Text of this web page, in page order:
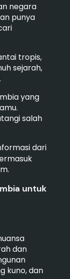
negara
punya
tropis,
sejarah,
yang
salah
dari
untuk
dan
kuno, dan